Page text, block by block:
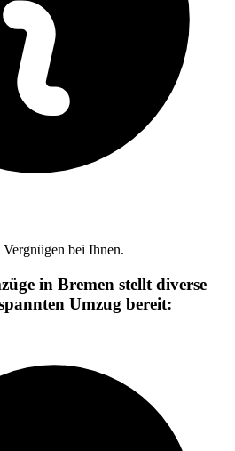
bei Ihnen.
in Bremen stellt diverse
Umzug bereit: